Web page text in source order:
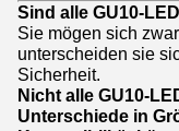
Sind alle GU10-
Sie mögen sich
unterscheiden sie
Sicherheit.
Nicht alle GU10-
Unterschiede in